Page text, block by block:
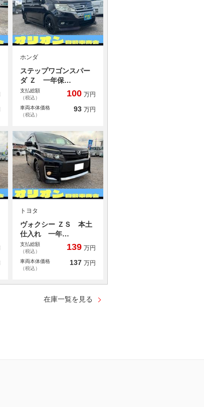
ホンダ
ステップワゴンスパー
ダ Ｚ 一年保…
支払総額
（税込）
100 万円
車両本体価格
（税込）
93 万円
トヨタ
ヴォクシー ＺＳ 本土
仕入れ 一年…
支払総額
（税込）
139 万円
車両本体価格
（税込）
137 万円
在庫一覧を見る